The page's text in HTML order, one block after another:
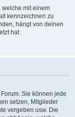
welche mit einem
kennzeichnen zu
hängt von deinen
hat.
Sie können jede
setzen, Mitglieder
vergeben usw. Die